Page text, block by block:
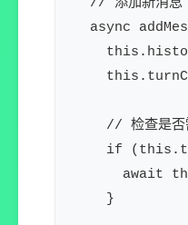
async
// 检查是否
if
await
    }